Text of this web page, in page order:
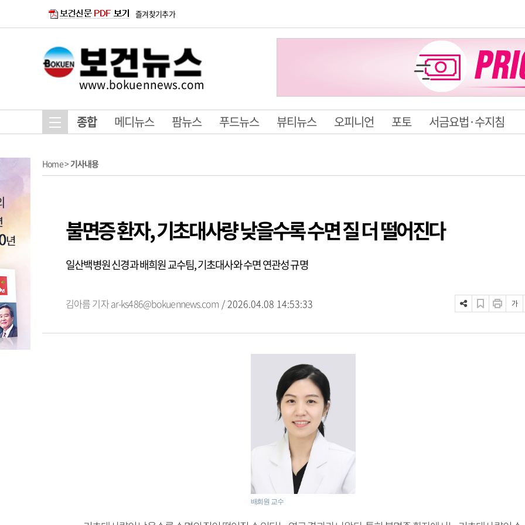
즐겨찾기추가
www.bokuennews.com
종합 메디뉴스 팜뉴스 푸드뉴스 뷰티뉴스 오피니언 포토 서금요법·수지침
Home>기사내용
불면증 환자, 기초대사량 낮을수록 수면 질 더 떨어진다
일산백병원 신경과 배희원 교수팀, 기초대사와 수면 연관성 규명
김아름 기자ar-ks486@bokuennews.com / 2026.04.08 14:53:33 가
배희원 교수